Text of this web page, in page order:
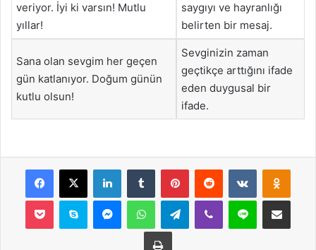
veriyor. İyi ki varsın! Mutlu
yıllar!
saygıyı ve hayranlığı
belirten bir mesaj.
Sana olan sevgim her geçen
gün katlanıyor. Doğum günün
kutlu olsun!
Sevginizin zaman
geçtikçe arttığını ifade
eden duygusal bir
ifade.
Facebook
X LinkedInTumblr PinterestReddit VKontakte
Pocket Skype MessengerWhatsAppTelegramViber Line E-Posta ile
Yazdır